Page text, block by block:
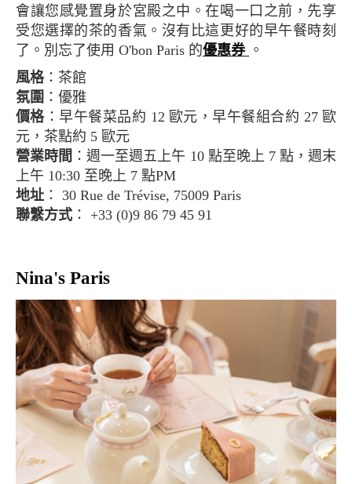
會讓您感覺置身於宮殿之中。在喝一口之前，先享
受您選擇的茶的香氣。沒有比這更好的早午餐時刻
了。別忘了使用 O'bon Paris 的優惠券 。
風格：茶館
氛圍 ：優雅
價格：早午餐菜品約 12 歐元，早午餐組合約 27 歐
元，茶點約 5 歐元
營業時間 ：週一至週五上午 10 點至晚上 7 點，週末
上午 10:30 至晚上 7 點PM
地址 ： 30 Rue de Trévise, 75009 Paris
聯繫方式 ： +33 (0)9 86 79 45 91
Nina's Paris